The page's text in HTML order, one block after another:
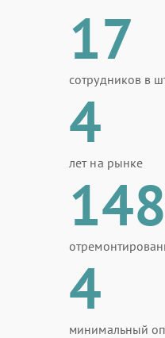
17
сотрудников в
4
лет на рынке
4
минимальный